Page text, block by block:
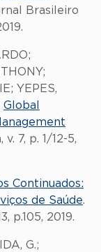
Brasileiro
YEPES,
Global
7, p. 1/12-5,
Continuados:
de Saúde.
p.105, 2019.
G.;